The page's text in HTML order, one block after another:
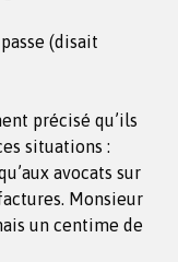
(disait
précisé qu’ils
situations :
avocats sur
Monsieur
un centime de